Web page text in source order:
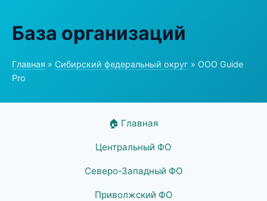
База организаций
Главная » Сибирский федеральный округ » ООО Guide
Pro
🏠 Главная
Центральный ФО
Северо-Западный ФО
Приволжский ФО